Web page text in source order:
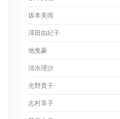
坂本美雨
澤田由紀子
地曵豪
清水理沙
光野貴子
志村享子